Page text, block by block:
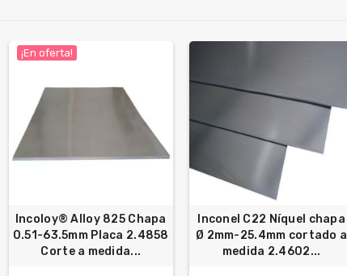
¡En oferta!
Incoloy® Alloy 825 Chapa
0.51-63.5mm Placa 2.4858
Corte a medida...
Inconel C22 Níquel chapa
Ø 2mm-25.4mm cortado a
medida 2.4602...